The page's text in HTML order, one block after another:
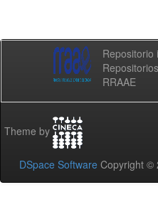
Repositorio
RRAAE
Theme by
DSpace Software Copyright ©